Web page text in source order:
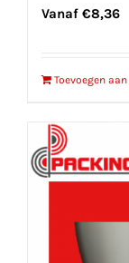
Vanaf €8,36
Toevoegen